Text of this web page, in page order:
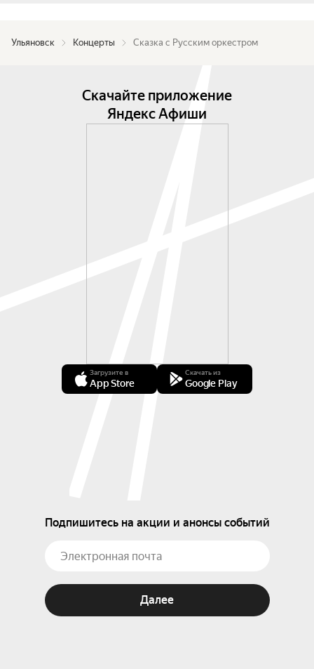
Ульяновск Концерты Сказка с Русским оркестром
Скачайте приложение
Яндекс Афиши
Загрузите в
App Store
Скачать из
Google Play
Подпишитесь на акции и анонсы событий
Далее